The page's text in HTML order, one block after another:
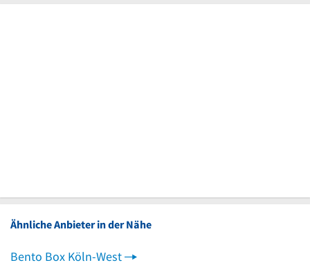
Ähnliche Anbieter in der Nähe
Bento Box Köln-West